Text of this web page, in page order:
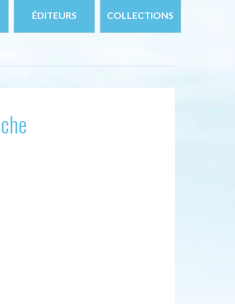
ÉDITEURS COLLECTIONS